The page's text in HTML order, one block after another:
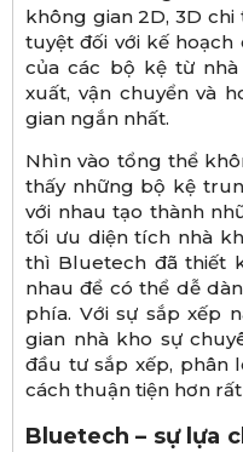
không gian 2D, 3D
tuyệt đối với kế
của các bộ kệ từ
xuất, vận chuyển và
gian ngắn nhất.
Nhìn vào tổng thể
thấy những bộ kệ
với nhau tạo thành
tối ưu diện tích nhà
thì Bluetech đã thiết
nhau để có thể dễ
phía. Với sự sắp xếp
gian nhà kho sự
đầu tư sắp xếp, phân
cách thuận tiện hơn
Bluetech – sự lựa